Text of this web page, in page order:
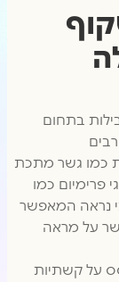
בתחום
כמו גשר מתכת
פרימיום כמו
נראה המאפשר
על מראה
על קשתיות